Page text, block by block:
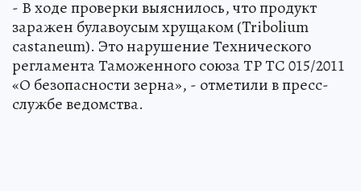
- В ходе проверки выяснилось, что продукт
заражен булавоусым хрущаком (Tribolium
castaneum). Это нарушение Технического
регламента Таможенного союза ТР ТС 015/2011
«О безопасности зерна», - отметили в пресс-
службе ведомства.